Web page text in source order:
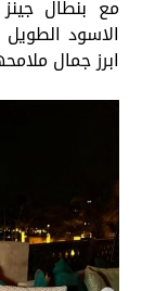
مع بنطال
الاسود
ابرز جمال